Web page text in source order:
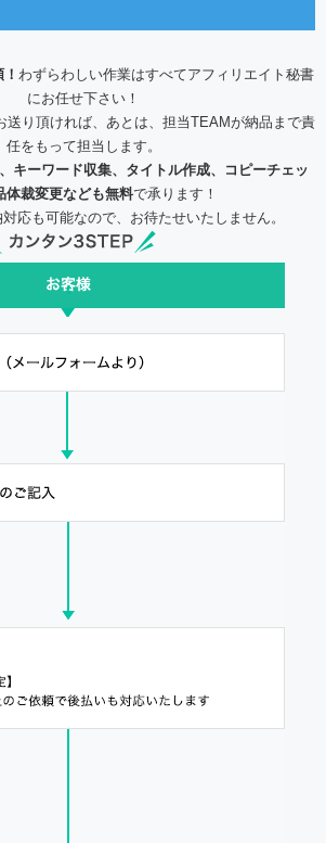
わずらわしい作業はすべてアフィリエイト秘書
にお任せ下さい！
送り頂ければ、あとは、担当TEAMが納品まで責
任をもって担当します。
キーワード収集、タイトル作成、コピーチェッ
体裁変更なども無料で承ります！
応も可能なので、お待たせいたしません。